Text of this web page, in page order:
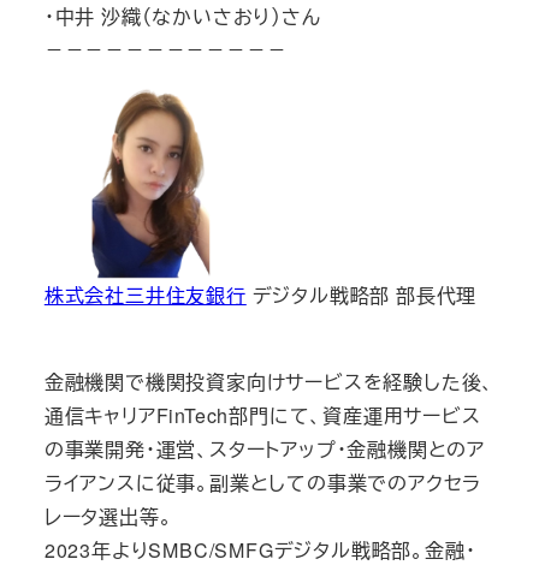
・中井 沙織（なかいさおり）さん
－－－－－－－－－－－－
株式会社三井住友銀行 デジタル戦略部 部長代理
金融機関で機関投資家向けサービスを経験した後、
通信キャリアFinTech部門にて、資産運用サービス
の事業開発・運営、スタートアップ・金融機関とのア
ライアンスに従事。副業としての事業でのアクセラ
レータ選出等。
2023年よりSMBC/SMFGデジタル戦略部。金融・